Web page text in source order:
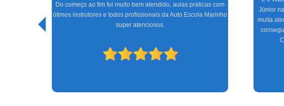
Júnior na parte da recepção e administrativa, sempre dando
muita atenção e tirando as dúvidas. Super indico, até porquê
consegui passar de primeira graças à vocês! A emissão da
com uma
gabarito,
às aulas